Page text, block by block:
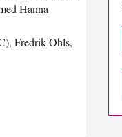
Hanna
Fredrik Ohls,